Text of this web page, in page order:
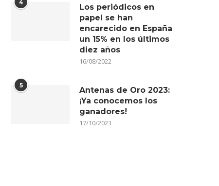
4
Los periódicos en
papel se han
encarecido en España
un 15% en los últimos
diez años
16/08/2022
5
Antenas de Oro 2023:
¡Ya conocemos los
ganadores!
17/10/2023